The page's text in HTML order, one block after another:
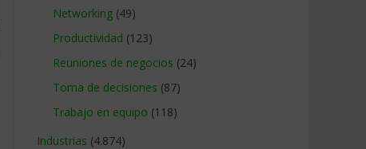
Networking (49)
Productividad (123)
Reuniones de negocios (24)
Toma de decisiones (87)
Trabajo en equipo (118)
Industrias (4.874)